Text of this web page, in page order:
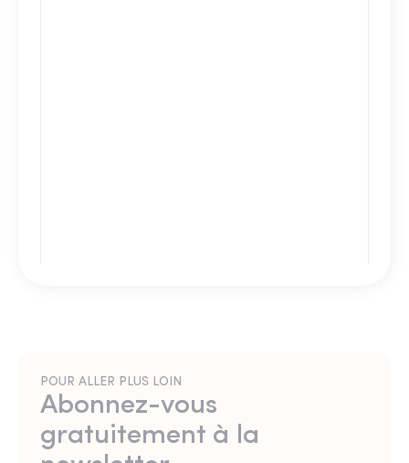
POUR ALLER PLUS LOIN
Abonnez-vous
gratuitement à la